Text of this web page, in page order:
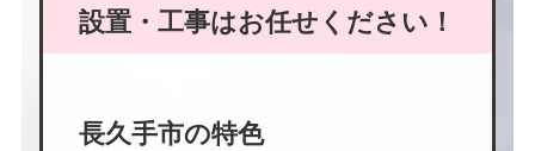
設置・工事はお任せください！
長久手市の特色